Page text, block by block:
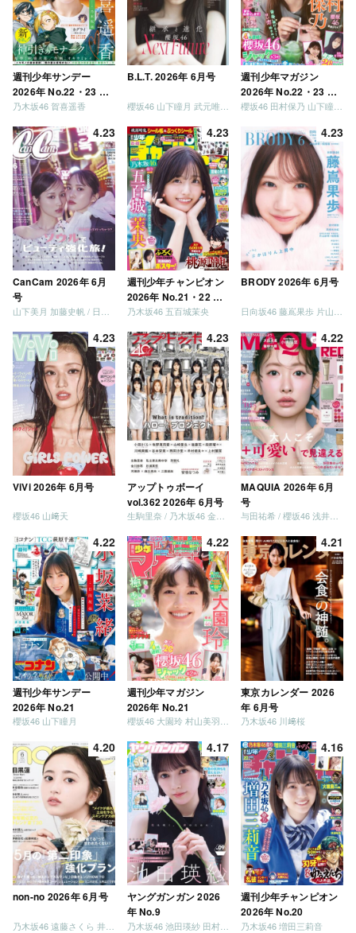
週刊少年サンデー
2026年 No.22・23 合
併号
乃木坂46 賀喜遥香
B.L.T. 2026年 6月号
櫻坂46 山下瞳月 武元唯衣 / 乃木坂46 海邉朱莉
週刊少年マガジン
2026年 No.22・23 合
併号
4.23
CanCam 2026年 6月
号
4.23
週刊少年チャンピオン
2026年 No.21・22 合
併号
乃木坂46 五百城茉央
4.23
BRODY 2026年 6月号
4.23
ViVi 2026年 6月号
櫻坂46 山﨑天
4.23
アップトゥボーイ
vol.362 2026年 6月号
生駒里奈 / 乃木坂46 金川紗耶 森平麗心
4.22
MAQUIA 2026年 6月
号
与田祐希 / 櫻坂46 浅井恋乃未
4.22
週刊少年サンデー
2026年 No.21
櫻坂46 山下瞳月
4.22
週刊少年マガジン
2026年 No.21
4.21
東京カレンダー 2026
年 6月号
乃木坂46 川﨑桜
4.20
non-no 2026年 6月号
4.17
ヤングガンガン 2026
年 No.9
乃木坂46 池田瑛紗 田村真佑
4.16
週刊少年チャンピオン
2026年 No.20
乃木坂46 増田三莉音